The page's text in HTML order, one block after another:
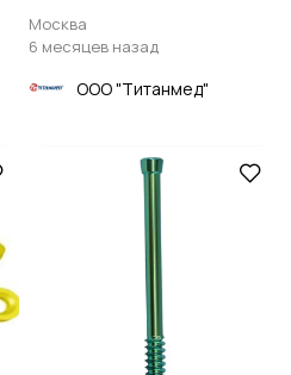
Lotus
Москва
6 месяцев назад
ООО "Титанмед"